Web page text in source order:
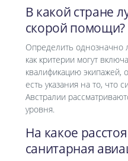
В какой стране
скорой помощи?
Определить однозначно
как критерии могут
квалификацию экипажей,
есть указания на то, что
Австралии
уровня.
На какое
санитарная